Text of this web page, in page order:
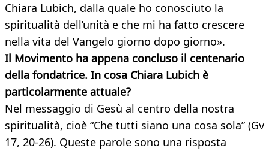
Chiara Lubich, dalla quale ho conosciuto la
spiritualità dell’unità e che mi ha fatto crescere
nella vita del Vangelo giorno dopo giorno».
Il Movimento ha appena concluso il centenario
della fondatrice. In cosa Chiara Lubich è
particolarmente attuale?
Nel messaggio di Gesù al centro della nostra
spiritualità, cioè “Che tutti siano una cosa sola” (Gv
17, 20-26). Queste parole sono una risposta